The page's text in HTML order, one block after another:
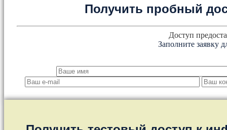
Получить пробный
Доступ
Заполните заявку